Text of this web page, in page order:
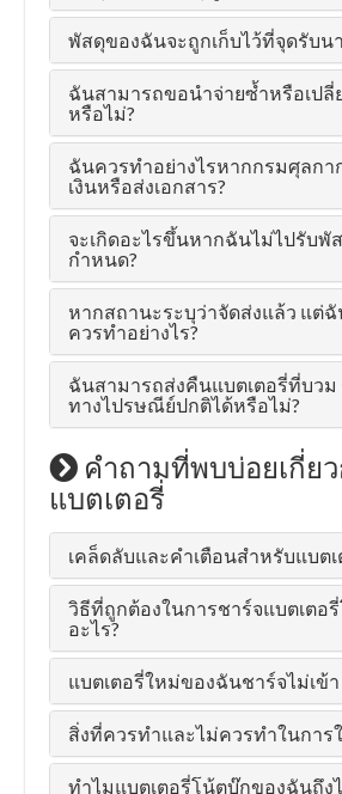
พัสดุของฉันจะถูกเก็บไว้ที่จุดรับน
ฉันสามารถขอนำจ่ายซ้ำหรือเปลี่
หรือไม่?
ฉันควรทำอย่างไรหากกรมศุลกา
เงินหรือส่งเอกสาร?
จะเกิดอะไรขึ้นหากฉันไม่ไปรับพั
กำหนด?
หากสถานะระบุว่าจัดส่งแล้ว แต่
ควรทำอย่างไร?
ฉันสามารถส่งคืนแบตเตอรี่ที่บวม
ทางไปรษณีย์ปกติได้หรือไม่?
คำถามที่พบบ่อยเกี่ย
แบตเตอรี่
เคล็ดลับและคำเตือนสำหรับแบต
วิธีที่ถูกต้องในการชาร์จแบตเตอ
อะไร?
แบตเตอรี่ใหม่ของฉันชาร์จไม่เข้
สิ่งที่ควรทำและไม่ควรทำในการ
ทำไมแบตเตอรี่โน้ตบุ๊กของฉันถึง